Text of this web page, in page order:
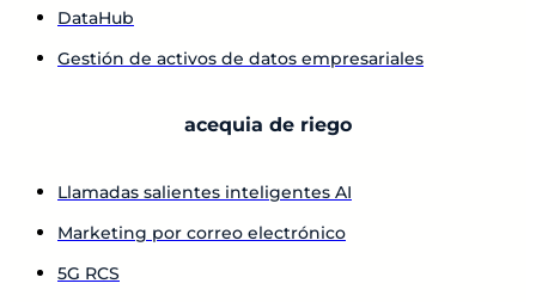
DataHub
Gestión de activos de datos empresariales
acequia de riego
Llamadas salientes inteligentes AI
Marketing por correo electrónico
5G RCS